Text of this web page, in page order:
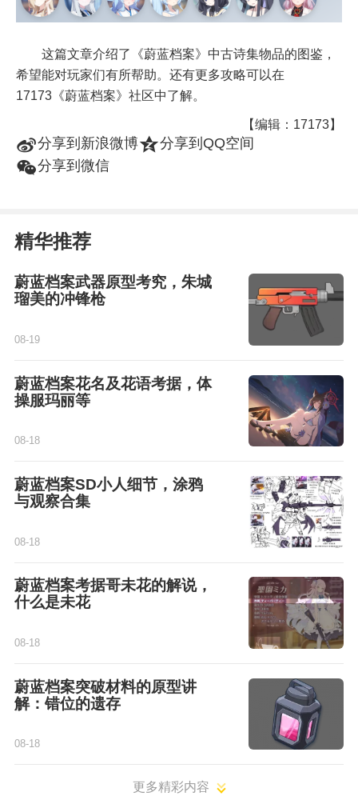
这篇文章介绍了《蔚蓝档案》中古诗集物品的图鉴，
希望能对玩家们有所帮助。还有更多攻略可以在
17173《蔚蓝档案》社区中了解。
【编辑：17173】
t分享到新浪微博z分享到QQ空间
w分享到微信
精华推荐
蔚蓝档案武器原型考究，朱城
瑠美的冲锋枪
08-19
蔚蓝档案花名及花语考据，体
操服玛丽等
08-18
蔚蓝档案SD小人细节，涂鸦
与观察合集
08-18
蔚蓝档案考据哥未花的解说，
什么是未花
08-18
蔚蓝档案突破材料的原型讲
解：错位的遗存
08-18
更多精彩内容